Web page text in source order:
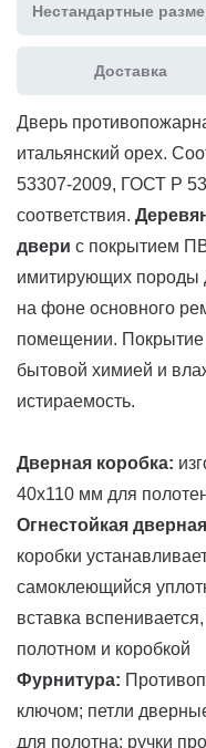
Нестандартные
Доставка
Дверь
итальянский орех.
53307-2009, ГОСТ Р
соответствия.
двери с покрытием
имитирующих породы
на фоне основного
помещении. Покрытие
бытовой химией и
истираемость.
Дверная коробка:
40х110 мм для
Огнестойкая
коробки
самоклеющийся
вставка
полотном и коробкой
Фурнитура:
ключом; петли
для полотна; ручки